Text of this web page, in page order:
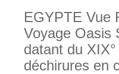
EGYPTE Vue
Voyage Oasis
datant du
déchirures en